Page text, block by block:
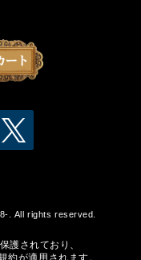
. All rights reserved.
護されており、
約が適用されます。